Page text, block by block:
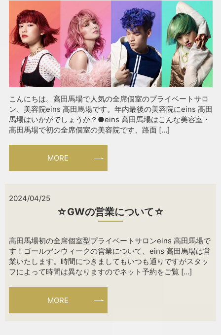
こんにちは。高田馬場で人気の全席個室のプライベートサロ
ン、美容院eins 高田馬場です。年内最後の美容院にeins 高田
馬場はいかがでしょうか？●eins 高田馬場はこんな美容室・
高田馬場で初の全席個室の美容院です、路面 […]
MORE
2024/04/25
☆GWの営業について☆
高田馬場初の全席個室型プライベートサロンeins 高田馬場で
す！ゴールデンウィークの営業について、eins 高田馬場は営
業いたします。時間につきましてもいつも通りですがスタッ
フによって時間は異なりますのでネット予約をご覧 […]
MORE